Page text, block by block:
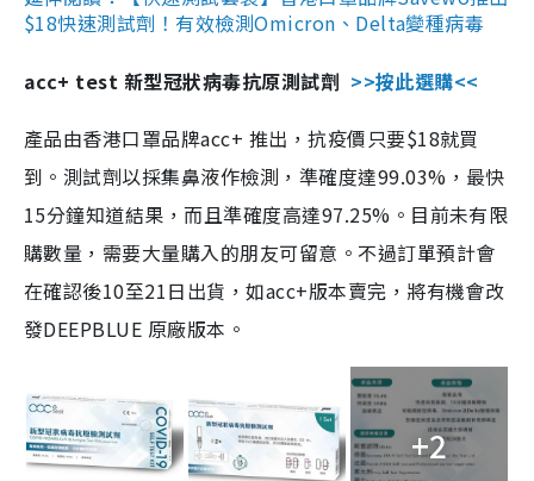
$18快速測試劑！有效檢測Omicron、Delta變種病毒
acc+ test 新型冠狀病毒抗原測試劑 >>按此選購<<
產品由香港口罩品牌acc+ 推出，抗疫價只要$18就買
到。測試劑以採集鼻液作檢測，準確度達99.03%，最快
15分鐘知道結果，而且準確度高達97.25%。目前未有限
購數量，需要大量購入的朋友可留意。不過訂單預計會
在確認後10至21日出貨，如acc+版本賣完，將有機會改
發DEEPBLUE 原廠版本。
+2